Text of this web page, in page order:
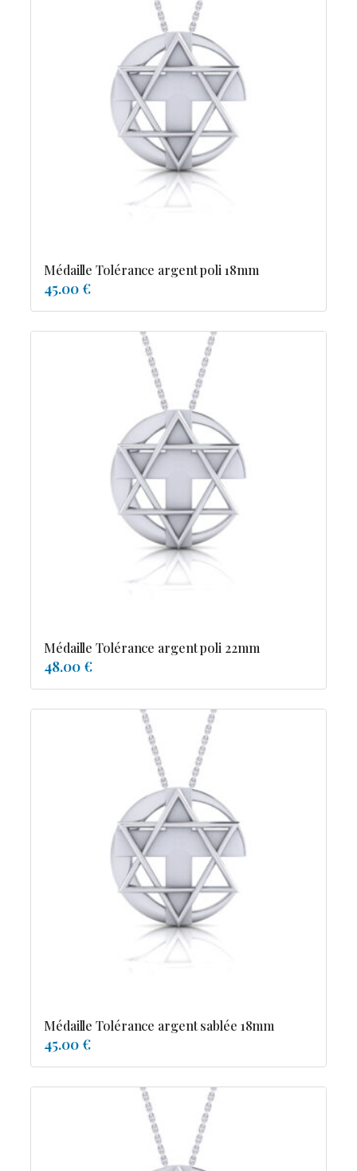
Médaille Tolérance argent poli 18mm
45.00 €
Médaille Tolérance argent poli 22mm
48.00 €
Médaille Tolérance argent sablée 18mm
45.00 €